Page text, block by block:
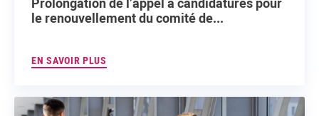
le renouvellement du comité de...
EN SAVOIR PLUS